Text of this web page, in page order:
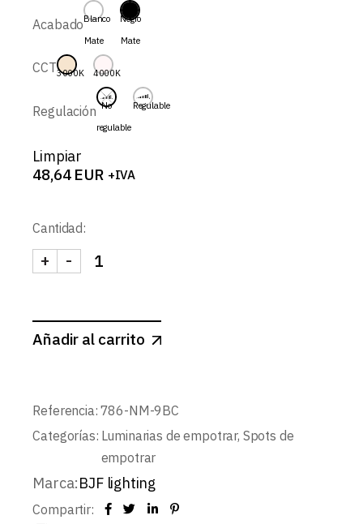
48,64 EUR
hasta
58,79 EUR
AcabadoBlanco
Mate
Negro
Mate
CCT3000K 4000K
Regulación No
regulable
Regulable
Limpiar
48,64 EUR +IVA
Cantidad:
FLUX-SPOT REDONDO BASCULANTE CONCAVO
-
+
Añadir al carrito
Referencia: 786-NM-9BC
Categorías: Luminarias de empotrar, Spots de
empotrar
Marca:BJF lighting
Compartir: